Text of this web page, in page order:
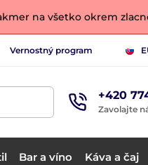
na všetko okrem
Vernostný program
+420
Zavolajte
Bar a víno Káva a čaj